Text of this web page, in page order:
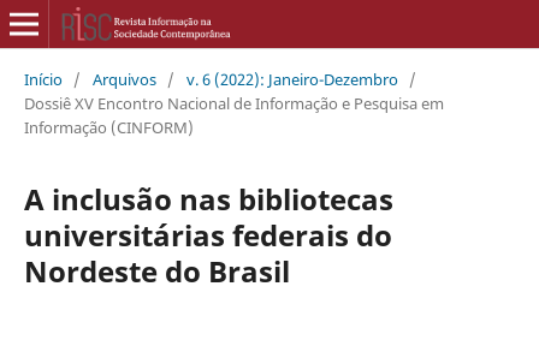
Início / Arquivos / v. 6 (2022): Janeiro-Dezembro /
Dossiê XV Encontro Nacional de Informação e Pesquisa em
Informação (CINFORM)
A inclusão nas bibliotecas
universitárias federais do
Nordeste do Brasil